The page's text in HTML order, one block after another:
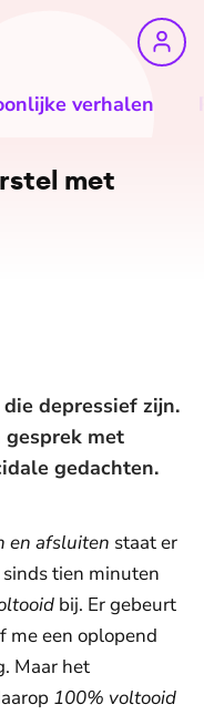
verhalen
met
depressief zijn.
met
gedachten.
en afsluiten staat er
tien minuten
bij. Er gebeurt
me een oplopend
Maar het
100% voltooid